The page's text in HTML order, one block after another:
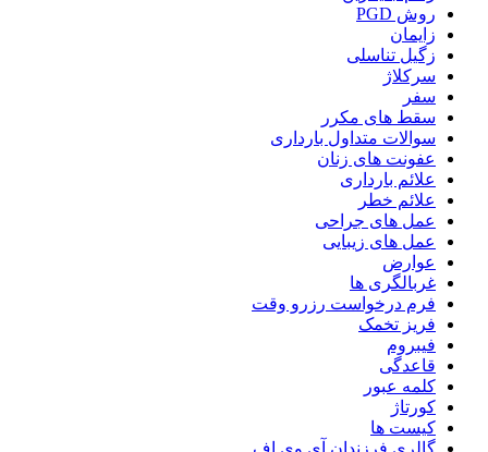
روش PGD
زایمان
زگیل تناسلی
سرکلاژ
سفر
سقط های مکرر
سوالات متداول بارداری
عفونت های زنان
علائم بارداری
علائم خطر
عمل های جراحی
عمل های زیبایی
عوارض
غربالگری ها
فرم درخواست رزرو وقت
فریز تخمک
فیبروم
قاعدگی
کلمه عبور
کورتاژ
کیست ها